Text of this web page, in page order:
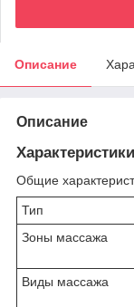
Описание
Описание
Характеристики
Общие
Тип
Зоны массажа
Виды массажа